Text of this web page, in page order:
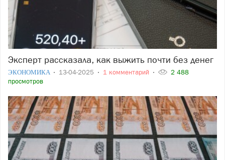
Эксперт рассказала, как выжить почти без денег
ЭКОНОМИКА 13-04-2025 1 комментарий
2 488
просмотров